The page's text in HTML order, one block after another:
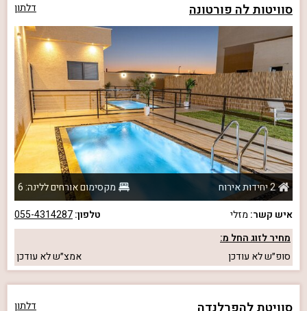
סוויטות לה פורטונה דלתון
2 יחידות אירוח
מקסימום אורחים ללינה: 6
איש קשר: מזלי טלפון:055-4314287
מחיר לזוג החל מ:
סופ״שלא עודכן אמצ״שלא עודכן
דלתון